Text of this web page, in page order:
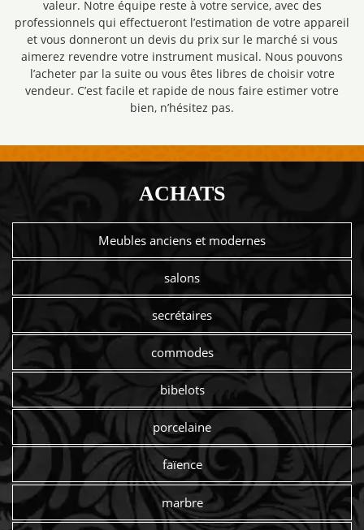
valeur. Notre équipe reste à votre service, avec des
professionnels qui effectueront l’estimation de votre appareil
et vous donneront un devis du prix sur le marché si vous
aimerez revendre votre instrument musical. Nous pouvons
l’acheter par la suite ou vous êtes libres de choisir votre
vendeur. C’est facile et rapide de nous faire estimer votre
bien, n’hésitez pas.
ACHATS
Meubles anciens et modernes
salons
secrétaires
commodes
bibelots
porcelaine
faïence
marbre